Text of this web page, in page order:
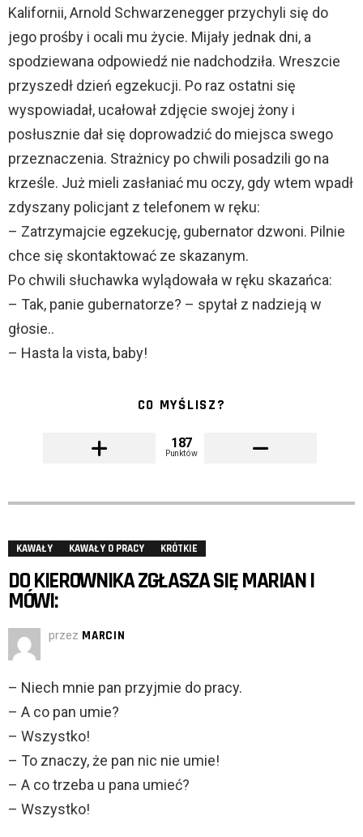
Kalifornii, Arnold Schwarzenegger przychyli się do
jego prośby i ocali mu życie. Mijały jednak dni, a
spodziewana odpowiedź nie nadchodziła. Wreszcie
przyszedł dzień egzekucji. Po raz ostatni się
wyspowiadał, ucałował zdjęcie swojej żony i
posłusznie dał się doprowadzić do miejsca swego
przeznaczenia. Strażnicy po chwili posadzili go na
krześle. Już mieli zasłaniać mu oczy, gdy wtem wpadł
zdyszany policjant z telefonem w ręku:
– Zatrzymajcie egzekucję, gubernator dzwoni. Pilnie
chce się skontaktować ze skazanym.
Po chwili słuchawka wylądowała w ręku skazańca:
– Tak, panie gubernatorze? – spytał z nadzieją w
głosie..
– Hasta la vista, baby!
CO MYŚLISZ?
187
Punktów
KAWAŁY KAWAŁY O PRACY KRÓTKIE
DO KIEROWNIKA ZGŁASZA SIĘ MARIAN I
MÓWI:
przez MARCIN
– Niech mnie pan przyjmie do pracy.
– A co pan umie?
– Wszystko!
– To znaczy, że pan nic nie umie!
– A co trzeba u pana umieć?
– Wszystko!